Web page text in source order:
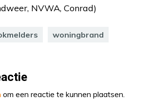
NVWA, Conrad)
woningbrand
om een reactie te kunnen plaatsen.